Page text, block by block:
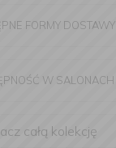
FORMY DOSTAWY
W SALONACH
całą kolekcję